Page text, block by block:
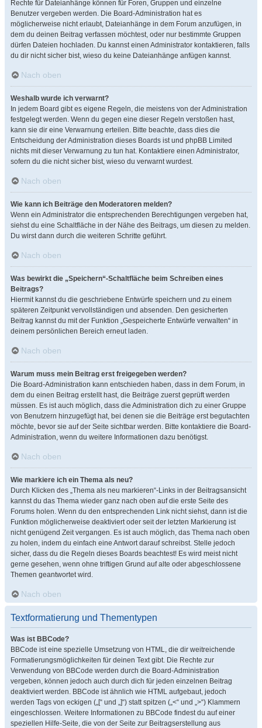
Rechte für Dateianhänge können für Foren, Gruppen und einzelne
Benutzer vergeben werden. Die Board-Administration hat es
möglicherweise nicht erlaubt, Dateianhänge in dem Forum anzufügen, in
dem du deinen Beitrag verfassen möchtest, oder nur bestimmte Gruppen
dürfen Dateien hochladen. Du kannst einen Administrator kontaktieren, falls
du dir nicht sicher bist, wieso du keine Dateianhänge anfügen kannst.
Nach oben
Weshalb wurde ich verwarnt?
In jedem Board gibt es eigene Regeln, die meistens von der Administration
festgelegt werden. Wenn du gegen eine dieser Regeln verstoßen hast,
kann sie dir eine Verwarnung erteilen. Bitte beachte, dass dies die
Entscheidung der Administration dieses Boards ist und phpBB Limited
nichts mit dieser Verwarnung zu tun hat. Kontaktiere einen Administrator,
sofern du die nicht sicher bist, wieso du verwarnt wurdest.
Nach oben
Wie kann ich Beiträge den Moderatoren melden?
Wenn ein Administrator die entsprechenden Berechtigungen vergeben hat,
siehst du eine Schaltfläche in der Nähe des Beitrags, um diesen zu melden.
Du wirst dann durch die weiteren Schritte geführt.
Nach oben
Was bewirkt die „Speichern“-Schaltfläche beim Schreiben eines
Beitrags?
Hiermit kannst du die geschriebene Entwürfe speichern und zu einem
späteren Zeitpunkt vervollständigen und absenden. Den gesicherten
Beitrag kannst du mit der Funktion „Gespeicherte Entwürfe verwalten“ in
deinem persönlichen Bereich erneut laden.
Nach oben
Warum muss mein Beitrag erst freigegeben werden?
Die Board-Administration kann entschieden haben, dass in dem Forum, in
dem du einen Beitrag erstellt hast, die Beiträge zuerst geprüft werden
müssen. Es ist auch möglich, dass die Administration dich zu einer Gruppe
von Benutzern hinzugefügt hat, bei denen sie die Beiträge erst begutachten
möchte, bevor sie auf der Seite sichtbar werden. Bitte kontaktiere die Board-
Administration, wenn du weitere Informationen dazu benötigst.
Nach oben
Wie markiere ich ein Thema als neu?
Durch Klicken des „Thema als neu markieren“-Links in der Beitragsansicht
kannst du das Thema wieder ganz nach oben auf die erste Seite des
Forums holen. Wenn du den entsprechenden Link nicht siehst, dann ist die
Funktion möglicherweise deaktiviert oder seit der letzten Markierung ist
nicht genügend Zeit vergangen. Es ist auch möglich, das Thema nach oben
zu holen, indem du einfach eine Antwort darauf schreibst. Stelle jedoch
sicher, dass du die Regeln dieses Boards beachtest! Es wird meist nicht
gerne gesehen, wenn ohne triftigen Grund auf alte oder abgeschlossene
Themen geantwortet wird.
Nach oben
Textformatierung und Thementypen
Was ist BBCode?
BBCode ist eine spezielle Umsetzung von HTML, die dir weitreichende
Formatierungsmöglichkeiten für deinen Text gibt. Die Rechte zur
Verwendung von BBCode werden durch die Board-Administration
vergeben, können jedoch auch durch dich für jeden einzelnen Beitrag
deaktiviert werden. BBCode ist ähnlich wie HTML aufgebaut, jedoch
werden Tags von eckigen („[“ und „]“) statt spitzen („<“ und „>“) Klammern
eingeschlossen. Weitere Informationen zu BBCode findest du auf einer
speziellen Hilfe-Seite, die von der Seite zur Beitragserstellung aus